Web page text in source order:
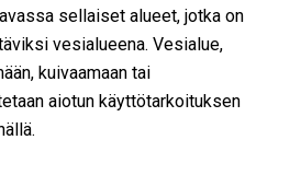
sellaiset alueet, jotka on
vesialueena. Vesialue,
kuivaamaan tai
aiotun käyttötarkoituksen